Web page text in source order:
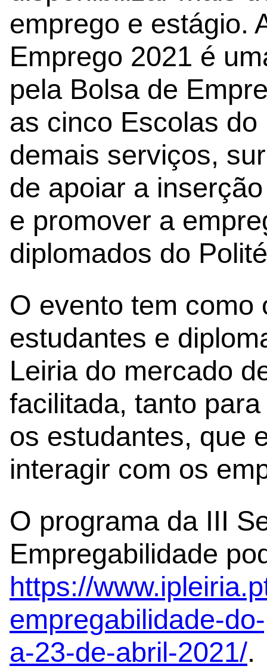
emprego e estágio.
Emprego 2021 é
pela Bolsa de
as cinco Escolas
demais serviços,
de apoiar a
e promover a
diplomados do
O evento tem como
estudantes e
Leiria do mercado
facilitada, tanto
os estudantes, que
interagir com os
O programa da III
Empregabilidade
https://
empregabilidade-
a-23-de-abril-2021/.